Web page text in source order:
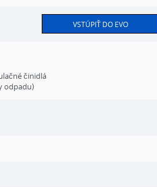
VSTÚPIŤ DO EVO
činidlá
odpadu)